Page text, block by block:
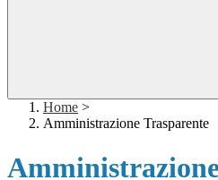
Home >
Amministrazione Trasparente